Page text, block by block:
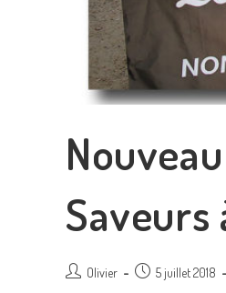
Saveurs
Olivier 5 juillet 2018